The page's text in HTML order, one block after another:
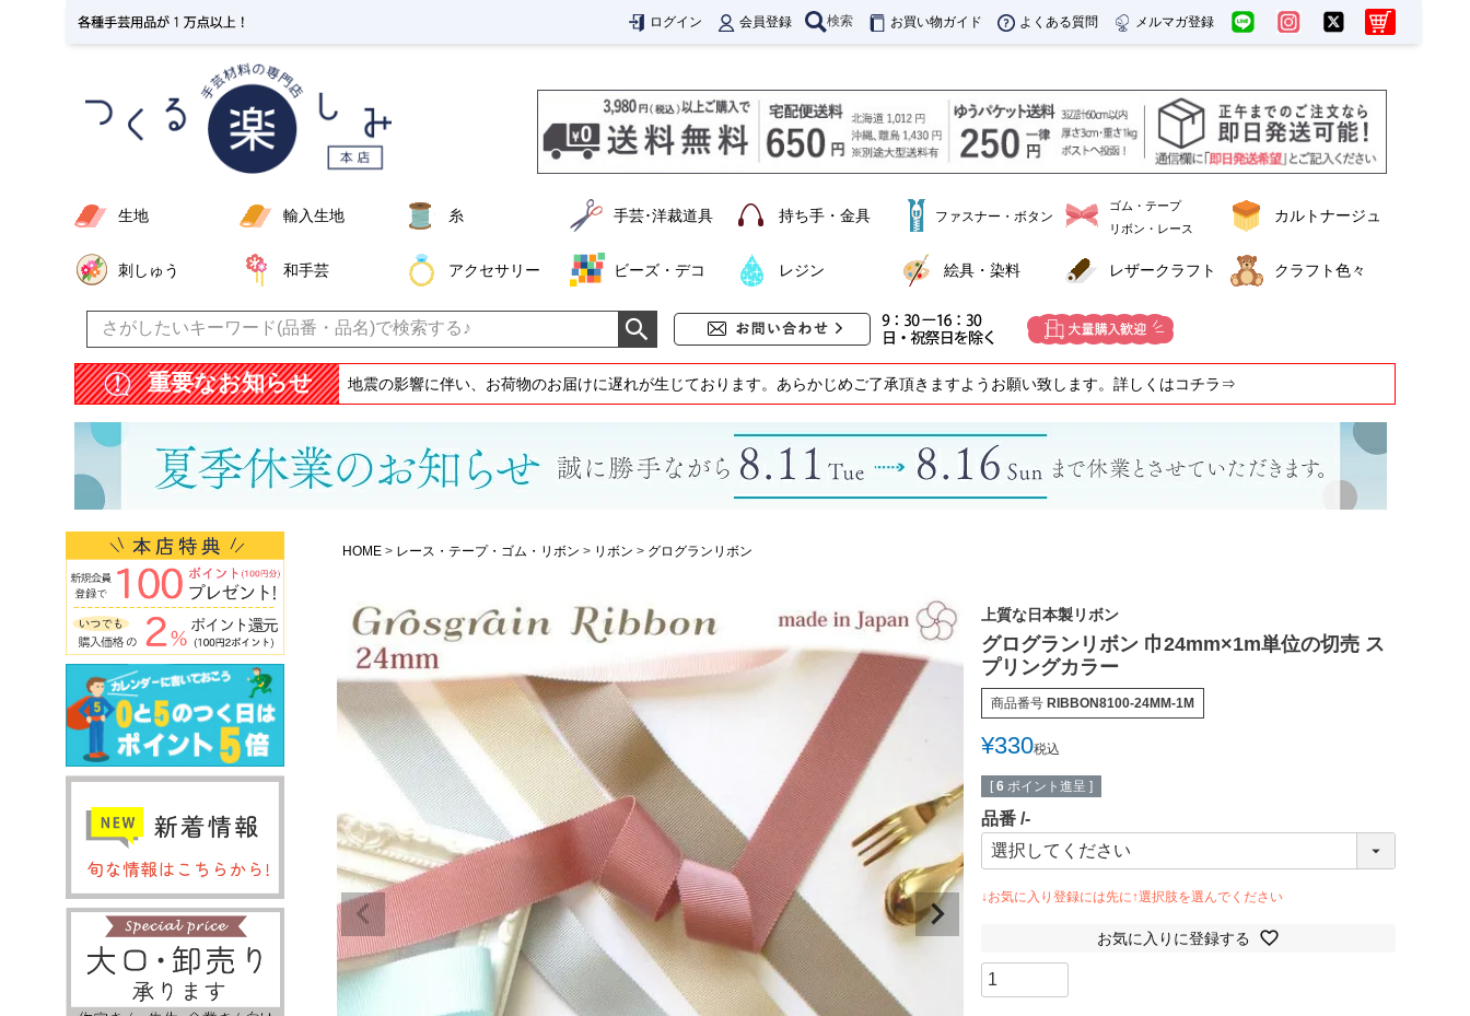
ログイン 会員登録 検索 お買い物ガイド よくある質問 メルマガ登録
生地 輸入生地 糸 手芸･洋裁道具 持ち手・金具 ファスナー・ボタン
ゴム・テープ
リボン・レース
カルトナージュ
刺しゅう 和手芸 アクセサリー ビーズ・デコ レジン 絵具・染料 レザークラフト クラフト色々
重要なお知らせ 地震の影響に伴い、お荷物のお届けに遅れが生じております。あらかじめご了承頂きますようお願い致します。詳しくはコチラ⇒
HOME レース・テープ・ゴム・リボン リボン グログランリボン
上質な日本製リボン
グログランリボン 巾24mm×1m単位の切売 ス
プリングカラー
商品番号 RIBBON8100-24MM-1M
¥330税込
[ 6 ポイント進呈 ]
品番 -
お気に入りに登録する